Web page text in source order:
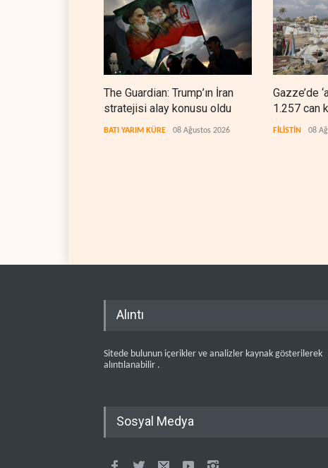
The Guardian: Trump’ın İran
stratejisi alay konusu oldu
BATI YARIM KÜRE 08 Ağustos 2026
Gazze’de
1.257 can
FİLİSTİN 08
Alıntı
Sitede bulunun içerikler ve analizler kaynak gösterilerek
alıntılanabilir .
Sosyal Medya